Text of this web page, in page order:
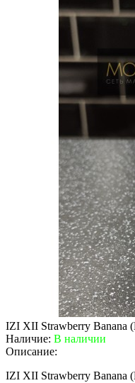
IZI XII Strawberry Banana
Наличие: В наличии
Описание:
IZI XII Strawberry Banana